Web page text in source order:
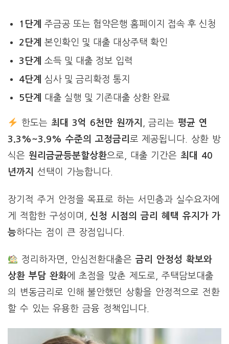
1단계
주금공 또는 협약은행 홈페이지 접속 후 신청
2단계
본인확인 및 대출 대상주택 확인
3단계
소득 및 대출 정보 입력
4단계
심사 및 금리확정 통지
5단계
대출 실행 및 기존대출 상환 완료
한도는최대 3억 6천만 원까지 , 금리는 평균 연
3.3%~3.9% 수준의 고정금리 로 제공됩니다. 상환 방
식은 원리금균등분할상환으로, 대출 기간은최대 40
년까지
선택이 가능합니다.
장기적 주거 안정을 목표로 하는 서민층과 실수요자에
게 적합한 구성이며,신청 시점의 금리 혜택 유지가 가
능하다는 점이 큰 장점입니다.
정리하자면, 안심전환대출은 금리 안정성 확보와
상환 부담 완화에 초점을 맞춘 제도로, 주택담보대출
의 변동금리로 인해 불안했던 상황을 안정적으로 전환
할 수 있는 유용한 금융 정책입니다.